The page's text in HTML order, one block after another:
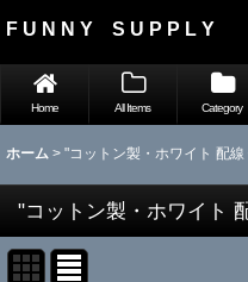
F U N N Y S U P P L Y
Home All Items Category
ホーム > "コットン製・ホワイト 配
"コットン製・ホワイト